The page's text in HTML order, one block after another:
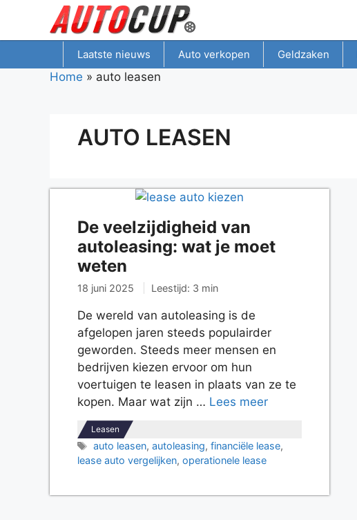
inhoud
Laatste nieuws Auto verkopen Geldzaken
Home » auto leasen
AUTO LEASEN
De veelzijdigheid van
autoleasing: wat je moet
weten
18 juni 2025 Leestijd: 3 min
De wereld van autoleasing is de
afgelopen jaren steeds populairder
geworden. Steeds meer mensen en
bedrijven kiezen ervoor om hun
voertuigen te leasen in plaats van ze te
kopen. Maar wat zijn … Lees meer
Leasen
Tags
auto leasen,autoleasing,financiële lease,
lease auto vergelijken, operationele lease